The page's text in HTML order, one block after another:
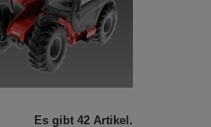
Es gibt 42 Artikel.